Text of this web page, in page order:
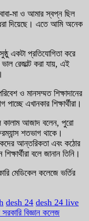
মা ও আমার স্বপ্ন ছিল
দিয়েছে। এতে আমি অনেক
একটা প্রতিযোগিতা করে
রেজাল্ট করা যায়, এই
ও মানসম্মত শিক্ষাদানের
এখানকার শিক্ষার্থীরা।
কালাম আজাদ বলেন, পুরো
শতভাগ থাকে।
আন্তরিকতা এবং কঠোর
বলে জানান তিনি।
মেডিকেল কলেজে ভর্তির
desh 24 desh 24 live
বিজ্ঞান কলেজ